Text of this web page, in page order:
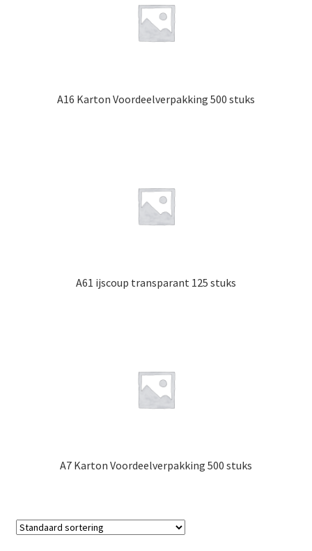
A16 Karton Voordeelverpakking 500 stuks
A61 ijscoup transparant 125 stuks
A7 Karton Voordeelverpakking 500 stuks